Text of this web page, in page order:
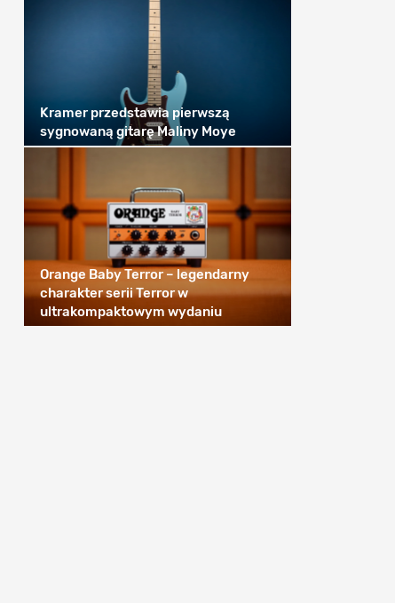
Kramer przedstawia pierwszą
sygnowaną gitarę Maliny Moye
Orange Baby Terror – legendarny
charakter serii Terror w
ultrakompaktowym wydaniu